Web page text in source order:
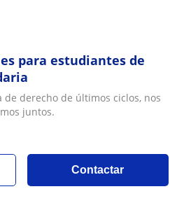
para estudiantes de
derecho de últimos ciclos, nos
juntos.
Contactar